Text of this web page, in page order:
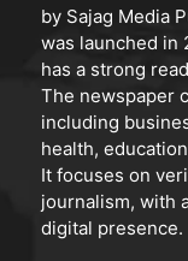
by Sajag Media
was launched in
has a strong
The newspaper
including
health,
It focuses on
journalism, with
digital presence.